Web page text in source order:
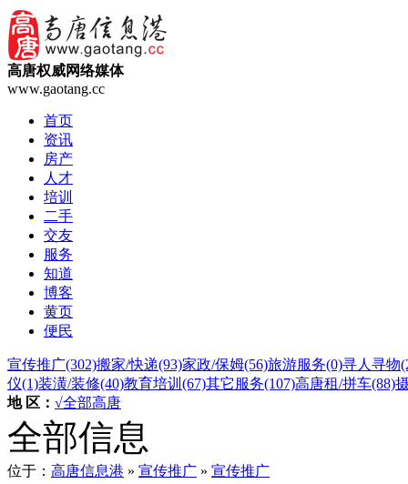
高唐权威网络媒体
www.gaotang.cc
首页
资讯
房产
人才
培训
二手
交友
服务
知道
博客
黄页
便民
宣传推广(302)搬家/快递(93)家政/保姆(56)旅游服务(0)寻人寻物
仪(1)装潢/装修(40)教育培训 (67)其它服务(107)高唐租/拼车(88)
地 区： √全部高唐
全部信息
位于： 高唐信息港 » 宣传推广 » 宣传推广